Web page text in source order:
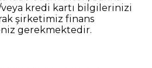
kredi kartı bilgilerinizi
şirketimiz finans
gerekmektedir.